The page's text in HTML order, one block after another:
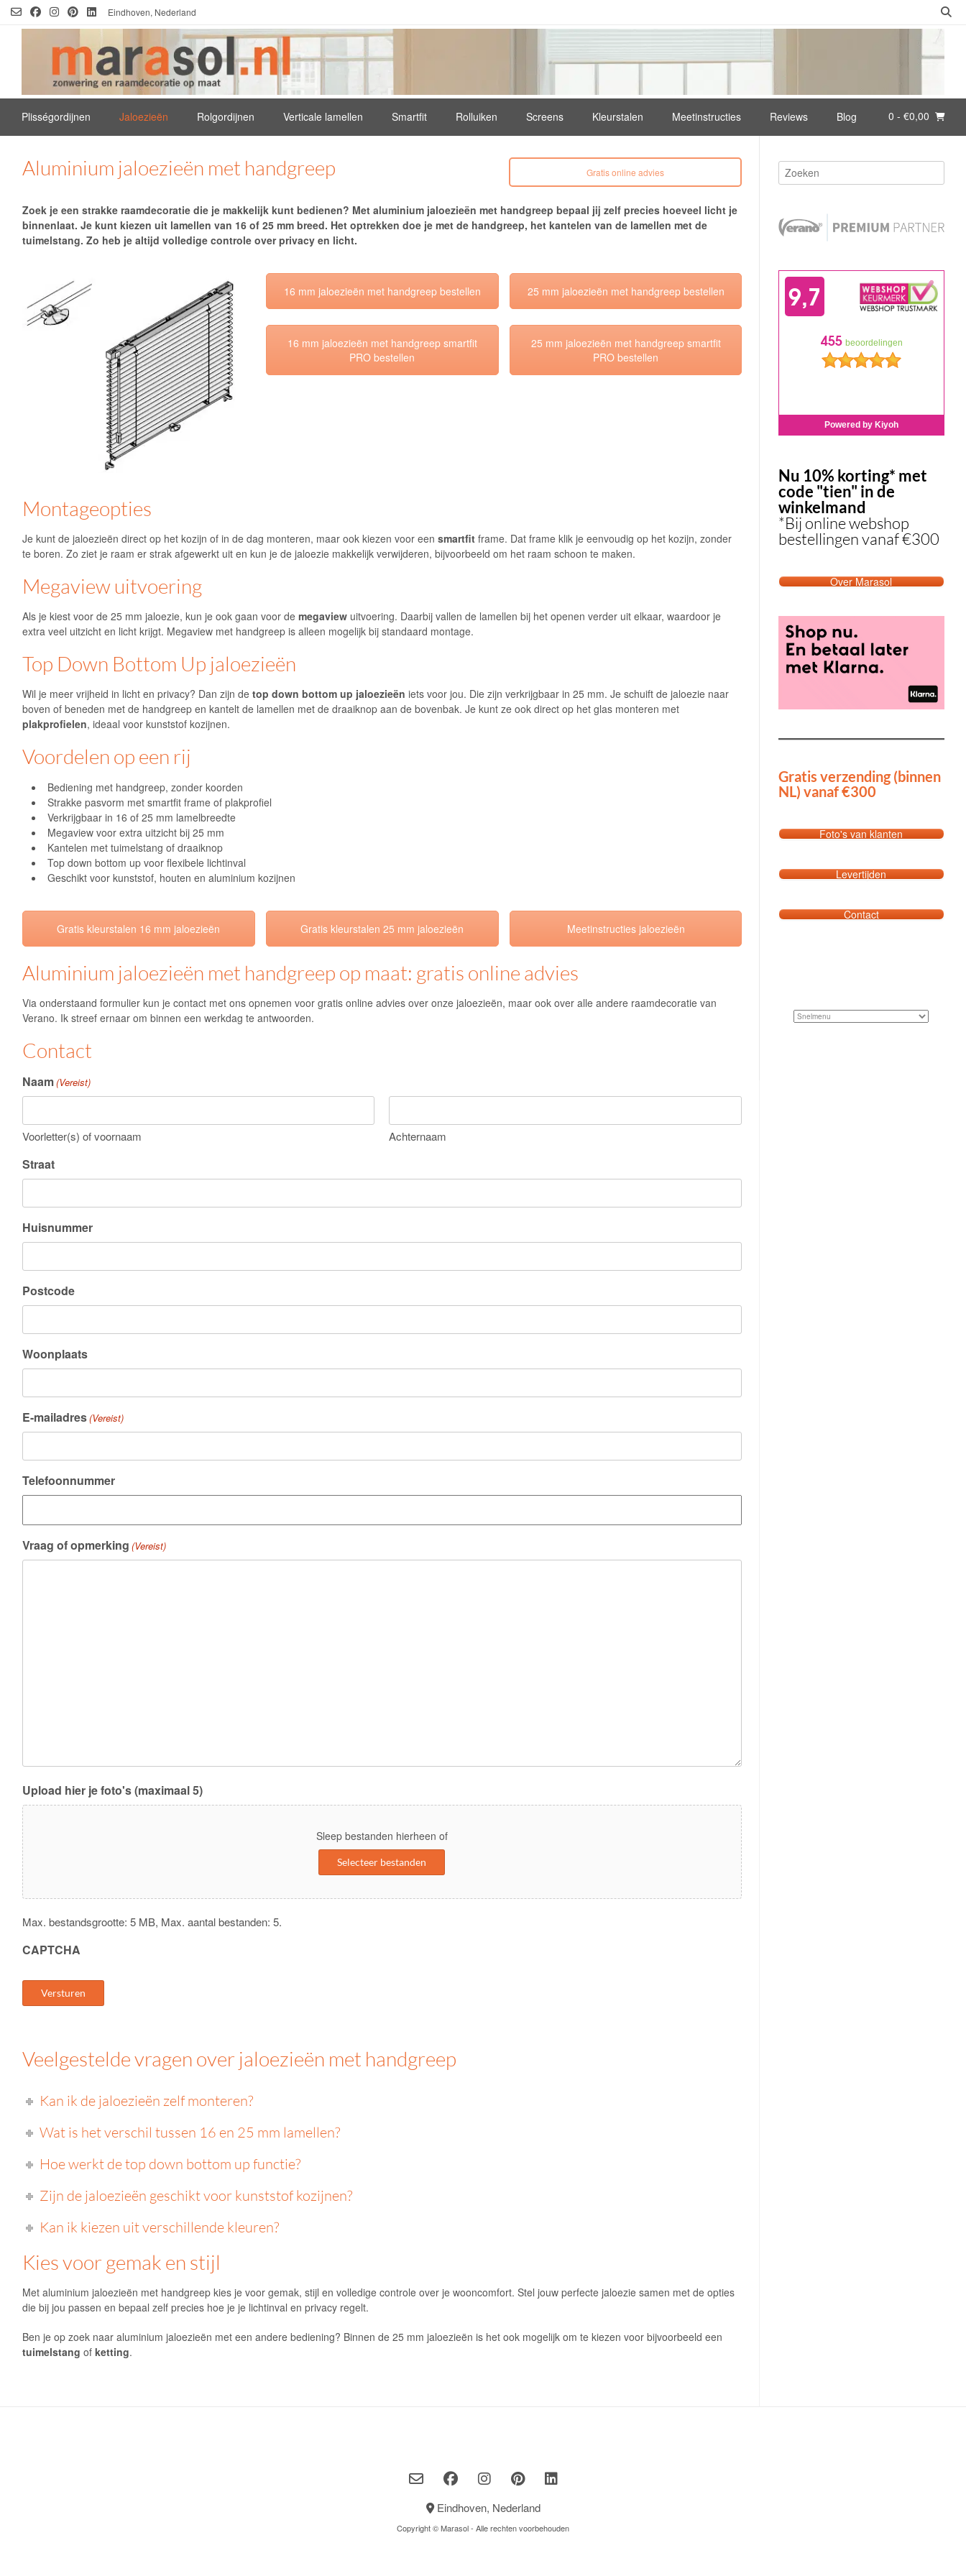
Ga
Eindhoven, Nederland
Plisségordijnen Jaloezieën Rolgordijnen Verticale lamellen Smartfit Rolluiken Screens Kleurstalen Meetinstructies Reviews Blog 0 - €0,00
Aluminium jaloezieën met handgreep Gratis online advies
Zoek je een strakke raamdecoratie die je makkelijk kunt bedienen? Met aluminium jaloezieën met handgreep bepaal jij zelf precies hoeveel licht je
binnenlaat. Je kunt kiezen uit lamellen van 16 of 25 mm breed. Het optrekken doe je met de handgreep, het kantelen van de lamellen met de
tuimelstang. Zo heb je altijd volledige controle over privacy en licht.
16 mm jaloezieën met handgreep bestellen
16 mm jaloezieën met handgreep smartfit
PRO bestellen
25 mm jaloezieën met handgreep bestellen
25 mm jaloezieën met handgreep smartfit
PRO bestellen
Montageopties
Je kunt de jaloezieën direct op het kozijn of in de dag monteren, maar ook kiezen voor een smartfit frame. Dat frame klik je eenvoudig op het kozijn, zonder
te boren. Zo ziet je raam er strak afgewerkt uit en kun je de jaloezie makkelijk verwijderen, bijvoorbeeld om het raam schoon te maken.
Megaview uitvoering
Als je kiest voor de 25 mm jaloezie, kun je ook gaan voor de megaview uitvoering. Daarbij vallen de lamellen bij het openen verder uit elkaar, waardoor je
extra veel uitzicht en licht krijgt. Megaview met handgreep is alleen mogelijk bij standaard montage.
Top Down Bottom Up jaloezieën
Wil je meer vrijheid in licht en privacy? Dan zijn de top down bottom up jaloezieën iets voor jou. Die zijn verkrijgbaar in 25 mm. Je schuift de jaloezie naar
boven of beneden met de handgreep en kantelt de lamellen met de draaiknop aan de bovenbak. Je kunt ze ook direct op het glas monteren met
plakprofielen, ideaal voor kunststof kozijnen.
Voordelen op een rij
Bediening met handgreep, zonder koorden
Strakke pasvorm met smartfit frame of plakprofiel
Verkrijgbaar in 16 of 25 mm lamelbreedte
Megaview voor extra uitzicht bij 25 mm
Kantelen met tuimelstang of draaiknop
Top down bottom up voor flexibele lichtinval
Geschikt voor kunststof, houten en aluminium kozijnen
Gratis kleurstalen 16 mm jaloezieën Gratis kleurstalen 25 mm jaloezieën Meetinstructies jaloezieën
Aluminium jaloezieën met handgreep op maat: gratis online advies
Via onderstaand formulier kun je contact met ons opnemen voor gratis online advies over onze jaloezieën, maar ook over alle andere raamdecoratie van
Verano. Ik streef ernaar om binnen een werkdag te antwoorden.
Contact
Naam(Vereist)
Voorletter(s) of voornaam Achternaam
Straat
Huisnummer
Postcode
Woonplaats
E-mailadres(Vereist)
Telefoonnummer
Vraag of opmerking (Vereist)
Upload hier je foto's (maximaal 5)
Sleep bestanden hierheen of
Selecteer bestanden
Max. bestandsgrootte: 5 MB, Max. aantal bestanden: 5.
CAPTCHA
Veelgestelde vragen over jaloezieën met handgreep
Kan ik de jaloezieën zelf monteren?
Wat is het verschil tussen 16 en 25 mm lamellen?
Hoe werkt de top down bottom up functie?
Zijn de jaloezieën geschikt voor kunststof kozijnen?
Kan ik kiezen uit verschillende kleuren?
Kies voor gemak en stijl
Met aluminium jaloezieën met handgreep kies je voor gemak, stijl en volledige controle over je wooncomfort. Stel jouw perfecte jaloezie samen met de opties
die bij jou passen en bepaal zelf precies hoe je je lichtinval en privacy regelt.
Ben je op zoek naar aluminium jaloezieën met een andere bediening? Binnen de 25 mm jaloezieën is het ook mogelijk om te kiezen voor bijvoorbeeld een
tuimelstang of ketting.
Nu 10% korting* met
code "tien" in de
winkelmand
*Bij online webshop
bestellingen vanaf €300
Over Marasol
Gratis verzending (binnen
NL) vanaf €300
Foto's van klanten
Levertijden
Contact
Eindhoven, Nederland
Copyright © Marasol - Alle rechten voorbehouden